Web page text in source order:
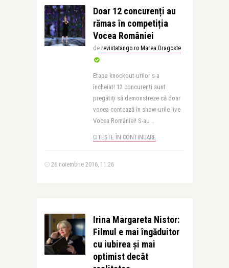
Doar 12 concurenți au
rămas în competiția
Vocea României
de revistatango.ro Marea Dragoste
Etapa knockout-urilor s-a
încheiat! 12 concurenți sunt
pregătiți să demonstreze că doar
vocea contează în show-urile live
Vocea României! S-au ..
CITEȘTE ÎN CONTINUARE
26 noiembrie 2016, 11:26
Irina Margareta Nistor:
Filmul e mai îngăduitor
cu iubirea şi mai
optimist decât